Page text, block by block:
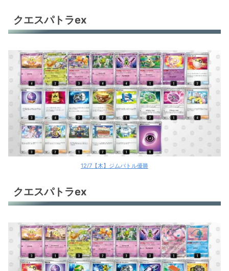
ヒスイマルマインV
クエスパトラex
12/7【木】ジムバトル優勝
クエスパトラex